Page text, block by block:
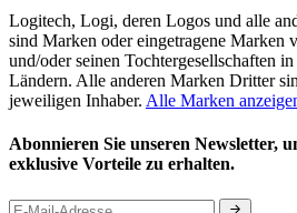
Logitech, Logi, deren Logos und alle
sind Marken oder eingetragene Marken
und/oder seinen Tochtergesellschaften
Ländern. Alle anderen Marken Dritter
jeweiligen Inhaber. Alle Marken
Abonnieren Sie unseren Newsletter,
exklusive Vorteile zu erhalten.